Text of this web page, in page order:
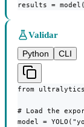
results =
Validar
Python
CLI
from ultralytics
# Load the
model =